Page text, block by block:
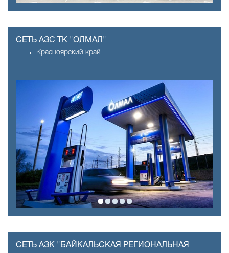
СЕТЬ АЗС ТК "ОЛМАЛ"
Красноярский край
СЕТЬ АЗК "БАЙКАЛЬСКАЯ РЕГИОНАЛЬНАЯ